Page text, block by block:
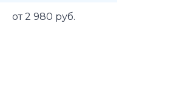
от 2 980 руб.